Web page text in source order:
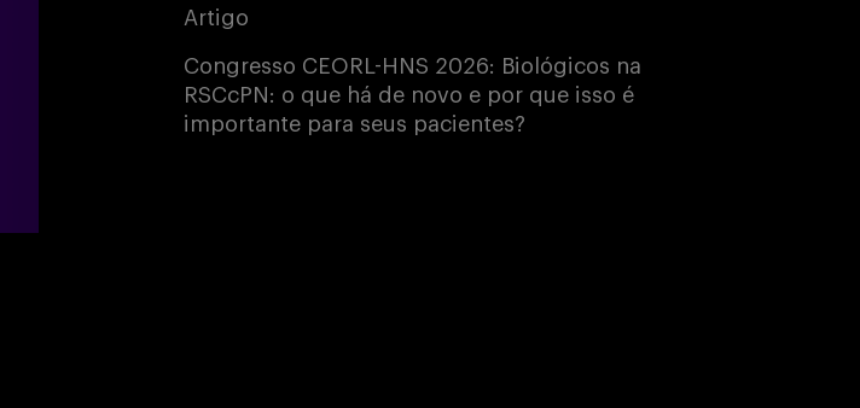
Artigo
Congresso CEORL-HNS 2026: Biológicos na
RSCcPN: o que há de novo e por que isso é
importante para seus pacientes?